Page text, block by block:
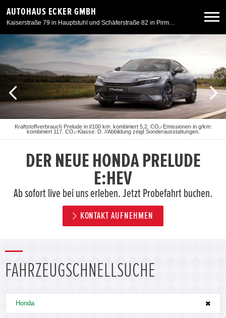
AUTOHAUS ECKER GMBH
Kaiserstraße 79 in Hauptstuhl und Schäferstraße 82 in Pirmasens
Neuwagen
Gebrauchtwagen
Angebote
Service & Zubehör
Kraftstoffverbrauch Prelude in l/100 km: kombiniert 5,2. CO₂-Emissionen in g/km:
kombiniert 117. CO₂-Klasse: D. //Abbildung zeigt Sonderausstattungen.
DER NEUE HONDA PRELUDE
E:HEV
Ab sofort live bei uns erleben. Jetzt Probefahrt buchen.
KONTAKT AUFNEHMEN
FAHRZEUGSCHNELLSUCHE
Honda